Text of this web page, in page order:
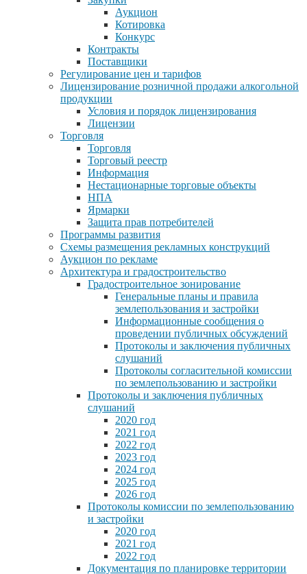
Аукцион
Котировка
Конкурс
Контракты
Поставщики
Регулирование цен и тарифов
Лицензирование розничной продажи алкогольной
продукции
Условия и порядок лицензирования
Лицензии
Торговля
Торговля
Торговый реестр
Информация
Нестационарные торговые объекты
НПА
Ярмарки
Защита прав потребителей
Программы развития
Схемы размещения рекламных конструкций
Аукцион по рекламе
Архитектура и градостроительство
Градостроительное зонирование
Генеральные планы и правила
землепользования и застройки
Информационные сообщения о
проведении публичных обсуждений
Протоколы и заключения публичных
слушаний
Протоколы согласительной комиссии
по землепользованию и застройки
Протоколы и заключения публичных
слушаний
2020 год
2021 год
2022 год
2023 год
2024 год
2025 год
2026 год
Протоколы комиссии по землепользованию
и застройки
2020 год
2021 год
2022 год
Документация по планировке территории